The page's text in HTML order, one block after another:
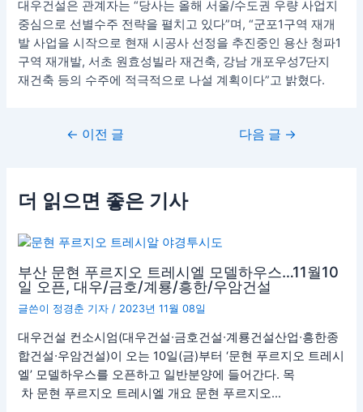
대우건설은 관계자는 “당사는 올해 서울/수도권 우량 사업지
중심으로 선별수주 전략을 펼치고 있다”며, “군포1구역 재개
발 사업을 시작으로 현재 시공사 선정을 추진중인 용산 청파1
구역 재개발, 서초 원효성빌라 재건축, 강남 개포우성7단지
재건축 등의 수주에 적극적으로 나설 계획이다”고 밝혔다.
← 이전 글 다음 글 →
더 읽으면 좋은 기사
부산 문현 푸르지오 트레시엘 모델하우스…11월10
일 오픈, 대우/금호/계룡/흥한/우암건설
글쓴이 정경춘 기자 / 2023년 11월 08일
대우건설 컨소시엄(대우건설∙금호건설∙계룡건설산업∙흥한종
합건설∙우암건설)이 오는 10일(금)부터 ‘문현 푸르지오 트레시
엘’ 모델하우스를 오픈하고 일반분양에 들어간다. 목
차 문현 푸르지오 트레시엘 개요 문현 푸르지오…